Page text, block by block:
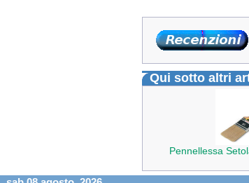
Qui sotto altri
Pennellessa